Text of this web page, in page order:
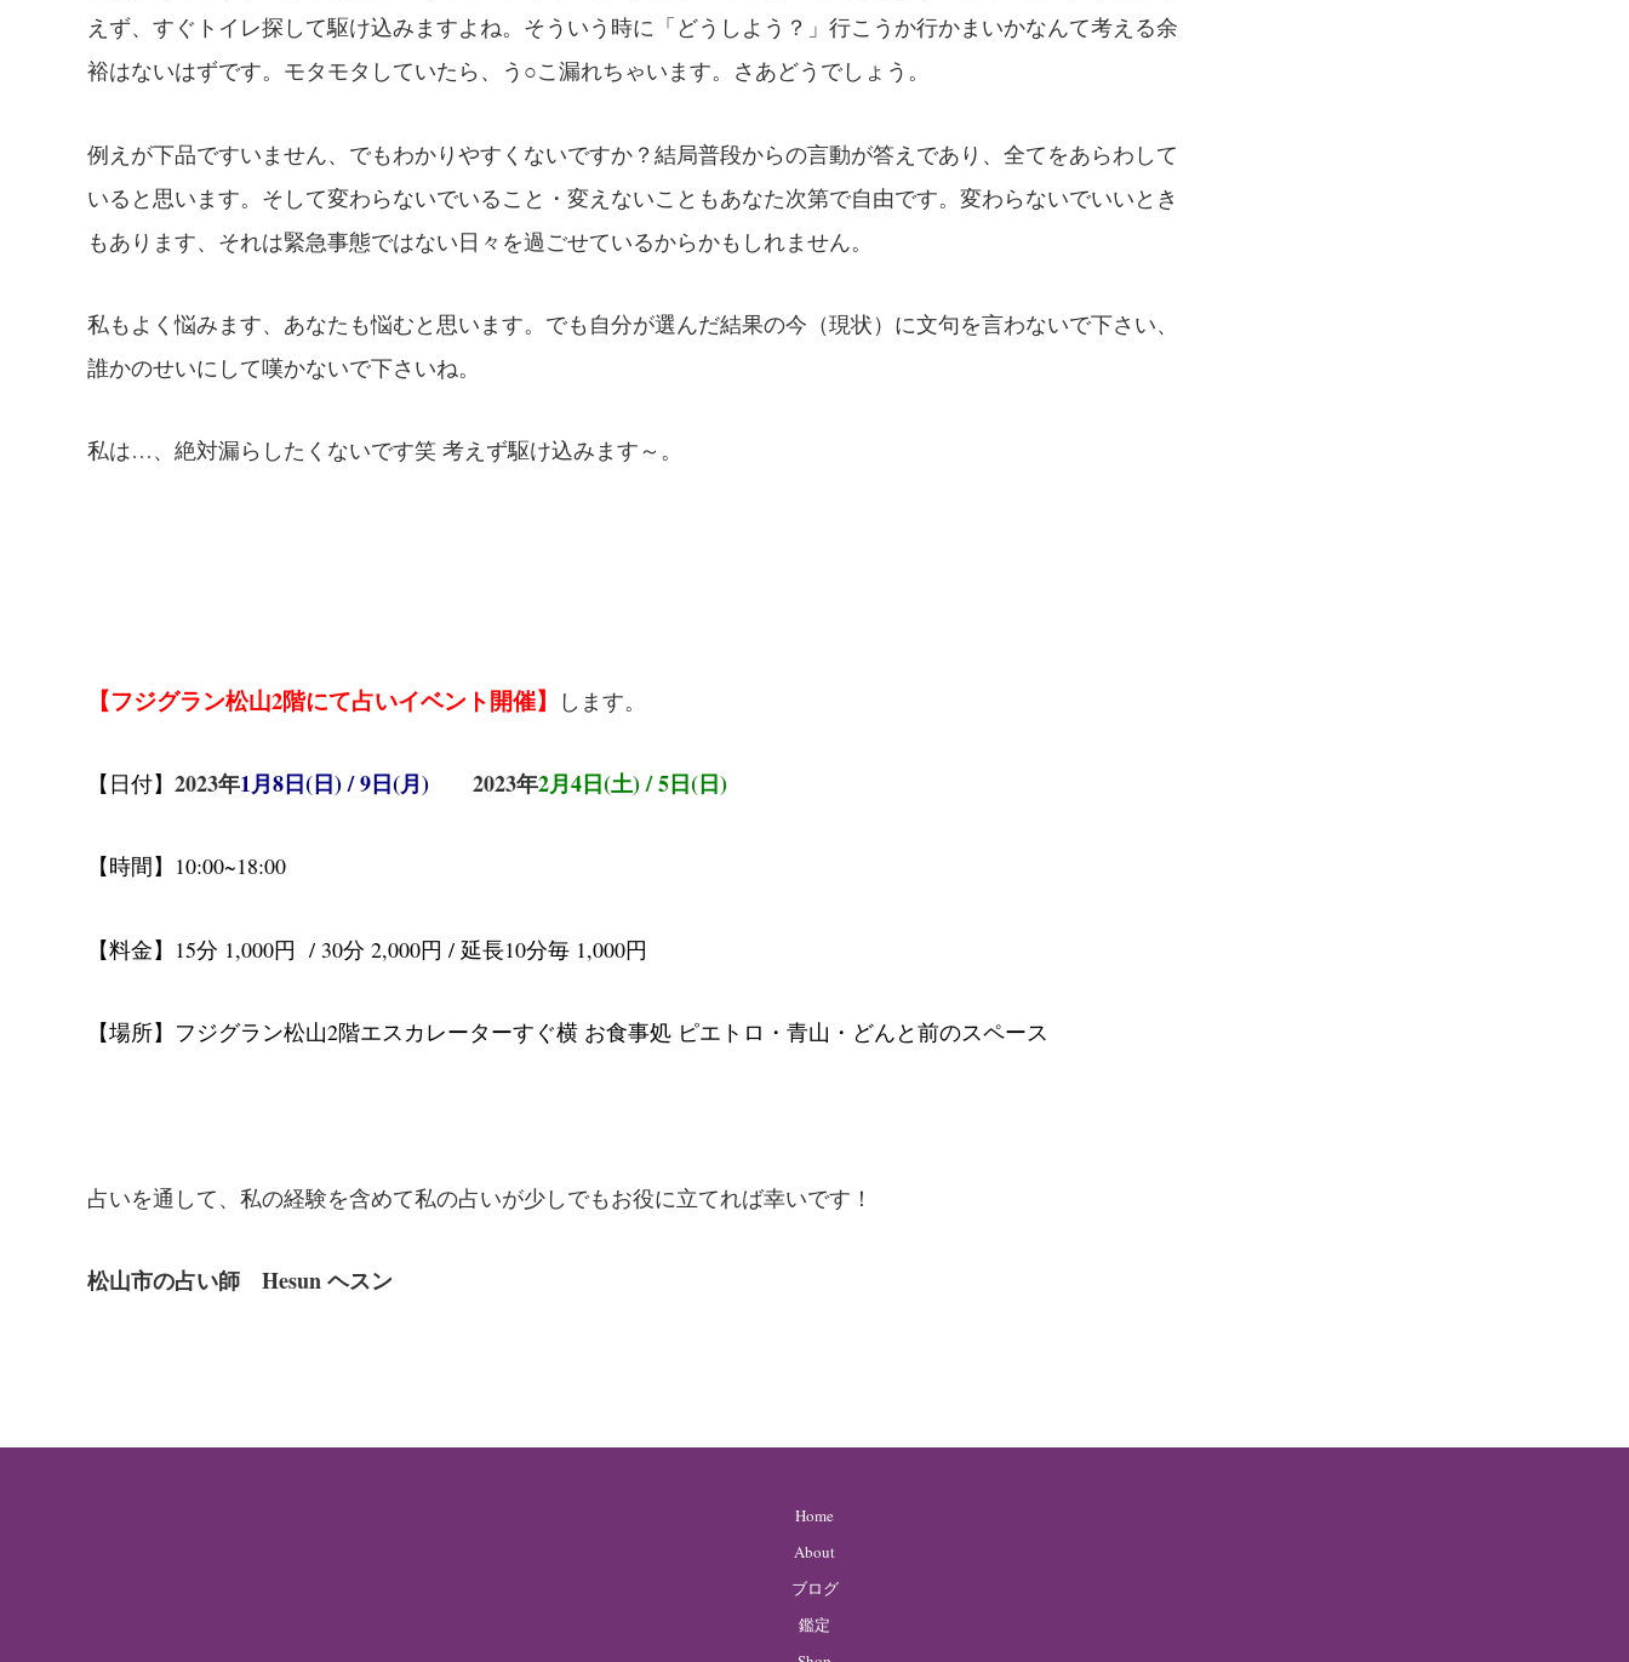
えず、すぐトイレ探して駆け込みますよね。そういう時に「どうしよう？」行こうか行かまいかなんて考える余
裕はないはずです。モタモタしていたら、う○こ漏れちゃいます。さあどうでしょう。
例えが下品ですいません、でもわかりやすくないですか？結局普段からの言動が答えであり、全てをあらわして
いると思います。そして変わらないでいること・変えないこともあなた次第で自由です。変わらないでいいとき
もあります、それは緊急事態ではない日々を過ごせているからかもしれません。
私もよく悩みます、あなたも悩むと思います。でも自分が選んだ結果の今（現状）に文句を言わないで下さい、
誰かのせいにして嘆かないで下さいね。
私は…、絶対漏らしたくないです笑 考えず駆け込みます～。
【フジグラン松山2階にて占いイベント開催】 します。
【日付】 2023年1月8日(日) / 9日(月) 2023年2月4日(土) / 5日(日)
【時間】10:00~18:00
【料金】15分 1,000円 / 30分 2,000円 / 延長10分毎 1,000円
【場所】フジグラン松山2階エスカレーターすぐ横 お食事処 ピエトロ・青山・どんと前のスペース
占いを通して、私の経験を含めて私の占いが少しでもお役に立てれば幸いです！
松山市の占い師 Hesun ヘスン
Home
About
ブログ
鑑定